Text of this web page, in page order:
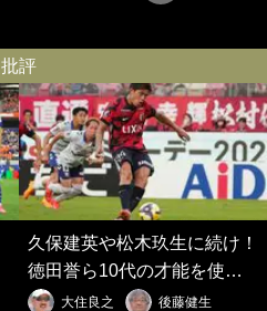
批評
久保建英や松木玖生に続け！
徳田誉ら10代の才能を使い
切れないJクラブの課題と、
大住良之
後藤健生